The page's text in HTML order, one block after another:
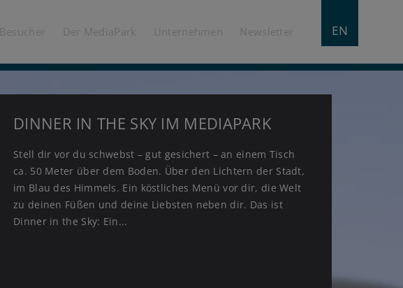
EN
Besucher Der MediaPark Unternehmen Newsletter
DINNER IN THE SKY IM MEDIAPARK
Stell dir vor du schwebst – gut gesichert – an einem Tisch
ca. 50 Meter über dem Boden. Über den Lichtern der Stadt,
im Blau des Himmels. Ein köstliches Menü vor dir, die Welt
zu deinen Füßen und deine Liebsten neben dir. Das ist
Dinner in the Sky: Ein...
KÖLNER HAIE FEIERN
WATER LANTERN FESTIVAL BRINGT
MEDIAPARK